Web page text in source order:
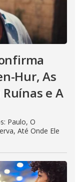
Hur, As
e A
Paulo, O
Até Onde Ele